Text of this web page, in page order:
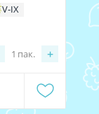
V-IX
+
1 пак.